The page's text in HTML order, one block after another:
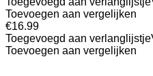
Toevoegen aan vergelijken
€16.99
Toegevoegd aan verlanglijstje
Toevoegen aan vergelijken